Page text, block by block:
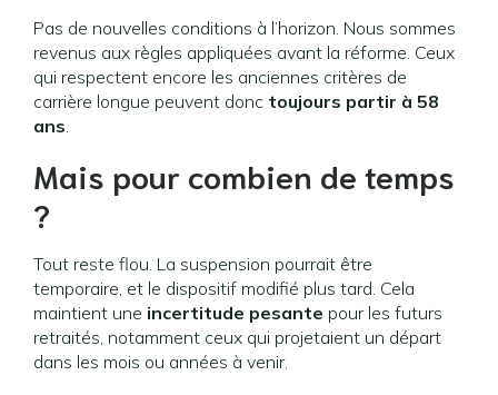
Pas de nouvelles conditions à l’horizon. Nous sommes
revenus aux règles appliquées avant la réforme. Ceux
qui respectent encore les anciennes critères de
carrière longue peuvent donc toujours partir à 58
ans.
Mais pour combien de temps
?
Tout reste flou. La suspension pourrait être
temporaire, et le dispositif modifié plus tard. Cela
maintient une incertitude pesante pour les futurs
retraités, notamment ceux qui projetaient un départ
dans les mois ou années à venir.